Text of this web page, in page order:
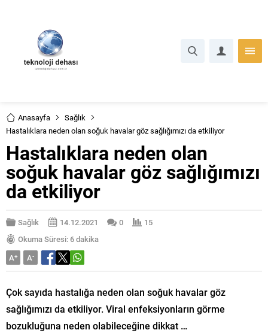
Anasayfa
Sağlık
Hastalıklara neden olan soğuk havalar göz sağlığımızı da etkiliyor
Hastalıklara neden olan
soğuk havalar göz sağlığımızı
da etkiliyor
Sağlık 14.12.2021 0
15
Okuma Süresi: 6 dakika
A+ A-
Çok sayıda hastalığa neden olan soğuk havalar göz
sağlığımızı da etkiliyor. Viral enfeksiyonların görme
bozukluğuna neden olabileceğine dikkat …